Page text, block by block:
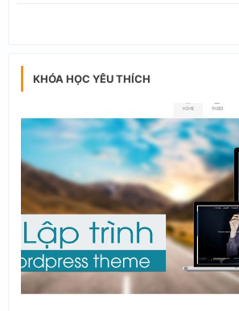
KHÓA HỌC YÊU THÍCH